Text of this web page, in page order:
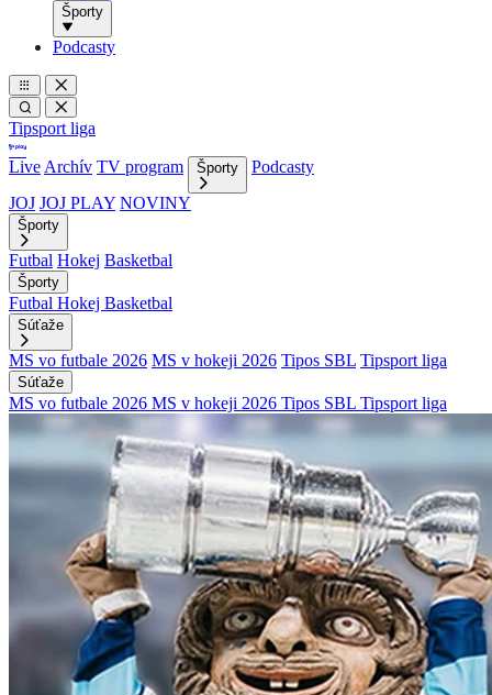
Športy
Podcasty
Tipsport liga
Live Archív TV program Športy
Podcasty
JOJ JOJ PLAY NOVINY
Športy
Futbal Hokej Basketbal
Športy
Futbal Hokej Basketbal
Súťaže
MS vo futbale 2026 MS v hokeji 2026 Tipos SBL Tipsport liga
Súťaže
MS vo futbale 2026 MS v hokeji 2026 Tipos SBL Tipsport liga